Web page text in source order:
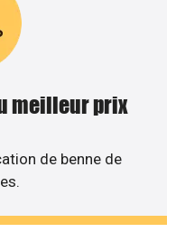
meilleur prix
de benne de